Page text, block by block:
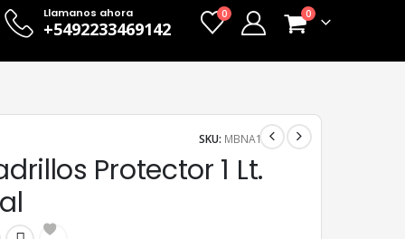
Llamanos ahora
+5492233469142
0 0
Protector 1 Lt.
SKU: MBNA1